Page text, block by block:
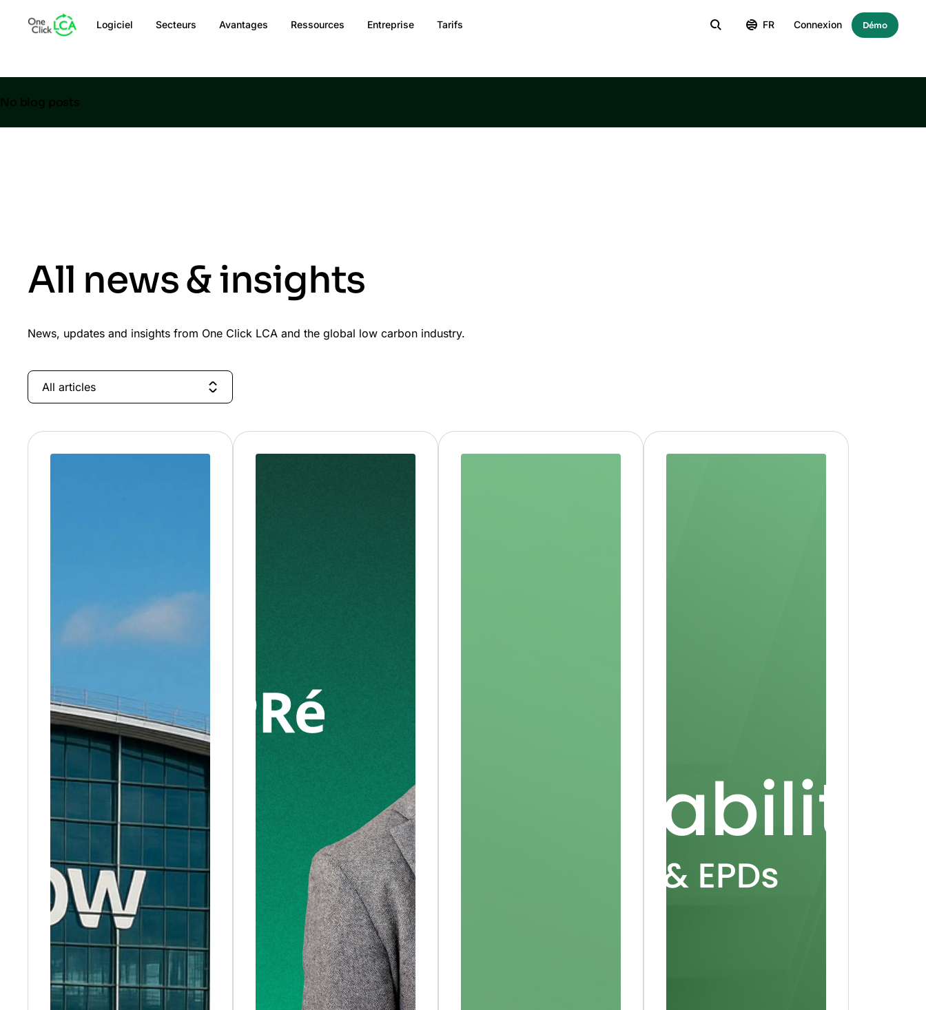
Logiciel Secteurs Avantages Ressources Entreprise Tarifs FR Connexion Démo
No blog posts
All news & insights
News, updates and insights from One Click LCA and the global low carbon industry.
All articles